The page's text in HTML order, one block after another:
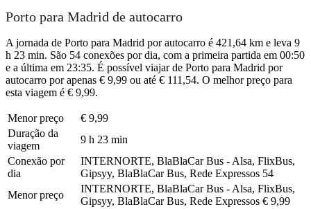
Porto para Madrid de autocarro
A jornada de Porto para Madrid por autocarro é 421,64 km e leva 9
h 23 min. São 54 conexões por dia, com a primeira partida em 00:50
e a última em 23:35. É possível viajar de Porto para Madrid por
autocarro por apenas € 9,99 ou até € 111,54. O melhor preço para
esta viagem é € 9,99.
Menor preço
€ 9,99
Duração da
viagem
9 h 23 min
Conexão por
dia
INTERNORTE, BlaBlaCar Bus - Alsa, FlixBus,
Gipsyy, BlaBlaCar Bus, Rede Expressos 54
Menor preço
INTERNORTE, BlaBlaCar Bus - Alsa, FlixBus,
Gipsyy, BlaBlaCar Bus, Rede Expressos € 9,99